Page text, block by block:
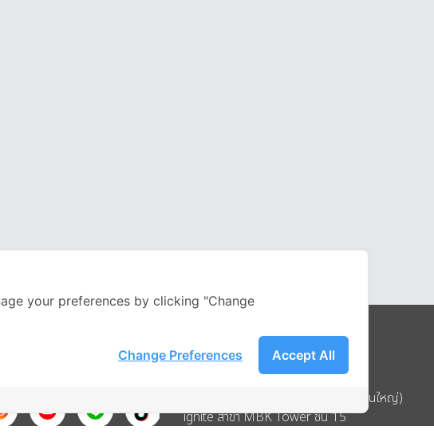
Address
บริษัท อิกไนท์ เอ สตาร์ จำกัด (สำนักงานใหญ่)
ignite สาขา MBK Tower ชั้น 15
your preferences by clicking "Change
Accept All
Change Preferences